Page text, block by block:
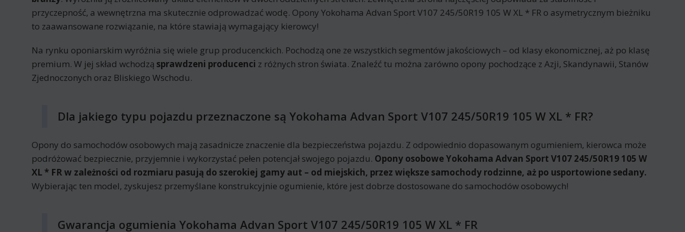
przyczepność, a wewnętrzna ma skutecznie odprowadzać wodę. Opony Yokohama Advan Sport V107 245/50R19 105 W XL * FR o asymetrycznym bieżniku
to zaawansowane rozwiązanie, na które stawiają wymagający kierowcy!
Na rynku oponiarskim wyróżnia się wiele grup producenckich. Pochodzą one ze wszystkich segmentów jakościowych – od klasy ekonomicznej, aż po klasę
premium. W jej skład wchodzą sprawdzeni producenci z różnych stron świata. Znaleźć tu można zarówno opony pochodzące z Azji, Skandynawii, Stanów
Zjednoczonych oraz Bliskiego Wschodu.
Dla jakiego typu pojazdu przeznaczone są Yokohama Advan Sport V107 245/50R19 105 W XL * FR?
Opony do samochodów osobowych mają zasadnicze znaczenie dla bezpieczeństwa pojazdu. Z odpowiednio dopasowanym ogumieniem, kierowca może
podróżować bezpiecznie, przyjemnie i wykorzystać pełen potencjał swojego pojazdu. Opony osobowe Yokohama Advan Sport V107 245/50R19 105 W
XL * FR w zależności od rozmiaru pasują do szerokiej gamy aut – od miejskich, przez większe samochody rodzinne, aż po usportowione sedany.
Wybierając ten model, zyskujesz przemyślane konstrukcyjnie ogumienie, które jest dobrze dostosowane do samochodów osobowych!
Gwarancja ogumienia Yokohama Advan Sport V107 245/50R19 105 W XL * FR